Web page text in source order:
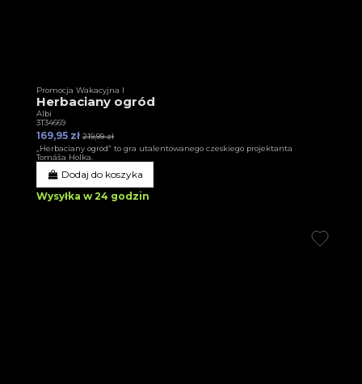
Promocja Wakacyjna I
Herbaciany ogród
Albi
3T34669
169,95 zł 219,99 zł
„Herbaciany ogród” to gra utalentowanego czeskiego projektanta
Tomáša Holka.
Dodaj do koszyka
Wysyłka w 24 godzin